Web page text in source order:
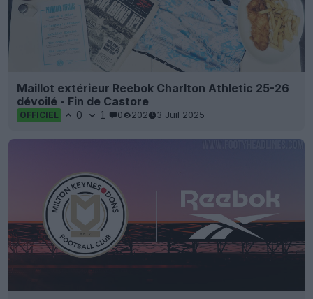
Maillot extérieur Reebok Charlton Athletic 25-26
dévoilé - Fin de Castore
OFFICIEL 0 1 0 202 3 Juil 2025